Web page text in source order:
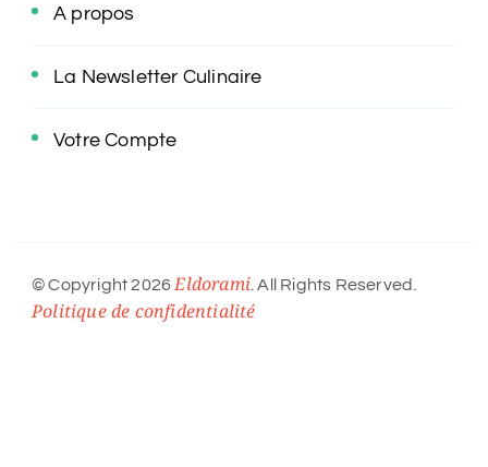
A propos
La Newsletter Culinaire
Votre Compte
© Copyright 2026 Eldorami . All Rights Reserved.
Politique de confidentialité